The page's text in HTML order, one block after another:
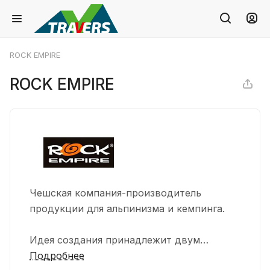
ROCK EMPIRE
ROCK EMPIRE
Чешская компания-производитель
продукции для альпинизма и кемпинга.
Идея создания принадлежит двум
альпинистам, мастерившим в своих
Подробнее